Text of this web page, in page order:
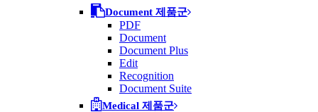
Document 제품군
PDF
Document
Document Plus
Edit
Recognition
Document Suite
Medical 제품군